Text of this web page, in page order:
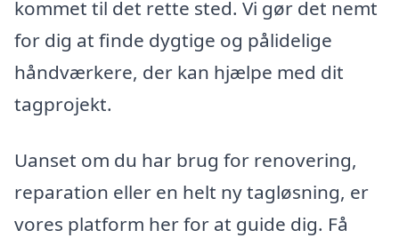
kommet til det rette sted. Vi gør det nemt
for dig at finde dygtige og pålidelige
håndværkere, der kan hjælpe med dit
tagprojekt.
Uanset om du har brug for renovering,
reparation eller en helt ny tagløsning, er
vores platform her for at guide dig. Få